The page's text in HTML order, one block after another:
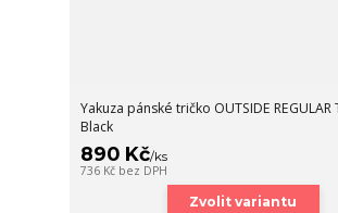
Yakuza pánské tričko OUTSIDE REGULAR
Black
890 Kč/ks
736 Kč bez DPH
Zvolit variantu